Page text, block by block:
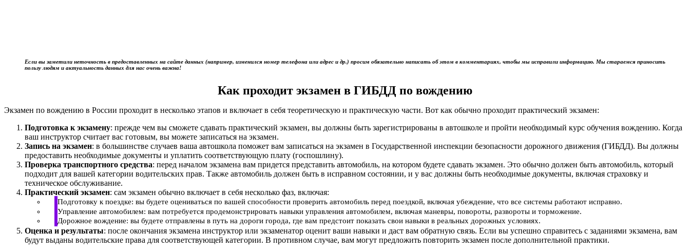
Если вы заметили неточность в предоставленных на сайте данных (например, изменился номер телефона или адрес и др.) просим обязательно написать об этом в комментариях, чтобы мы исправили информацию. Мы стараемся приносить
пользу людям и актуальность данных для нас очень важна!
Как проходит экзамен в ГИБДД по вождению
Экзамен по вождению в России проходит в несколько этапов и включает в себя теоретическую и практическую части. Вот как обычно проходит практический экзамен:
Подготовка к экзамену: прежде чем вы сможете сдавать практический экзамен, вы должны быть зарегистрированы в автошколе и пройти необходимый курс обучения вождению. Когда
ваш инструктор считает вас готовым, вы можете записаться на экзамен.
Запись на экзамен: в большинстве случаев ваша автошкола поможет вам записаться на экзамен в Государственной инспекции безопасности дорожного движения (ГИБДД). Вы должны
предоставить необходимые документы и уплатить соответствующую плату (госпошлину).
Проверка транспортного средства: перед началом экзамена вам придется представить автомобиль, на котором будете сдавать экзамен. Это обычно должен быть автомобиль, который
подходит для вашей категории водительских прав. Также автомобиль должен быть в исправном состоянии, и у вас должны быть необходимые документы, включая страховку и
техническое обслуживание.
Практический экзамен: сам экзамен обычно включает в себя несколько фаз, включая:
Подготовку к поездке: вы будете оцениваться по вашей способности проверить автомобиль перед поездкой, включая убеждение, что все системы работают исправно.
Управление автомобилем: вам потребуется продемонстрировать навыки управления автомобилем, включая маневры, повороты, развороты и торможение.
Дорожное вождение: вы будете отправлены в путь на дороги города, где вам предстоит показать свои навыки в реальных дорожных условиях.
Оценка и результаты: после окончания экзамена инструктор или экзаменатор оценит ваши навыки и даст вам обратную связь. Если вы успешно справитесь с заданиями экзамена, вам
будут выданы водительские права для соответствующей категории. В противном случае, вам могут предложить повторить экзамен после дополнительной практики.